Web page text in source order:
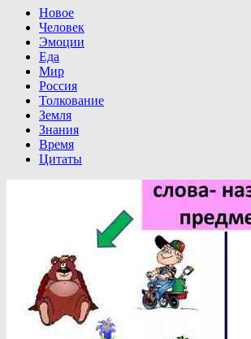
Новое
Человек
Эмоции
Еда
Мир
Россия
Толкование
Земля
Знания
Время
Цитаты